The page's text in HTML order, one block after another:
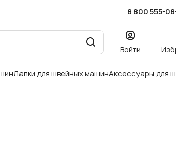
8 800 555-
Войти
Лапки для швейных машинАксессуары для